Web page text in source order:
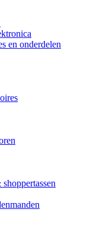
en onderdelen